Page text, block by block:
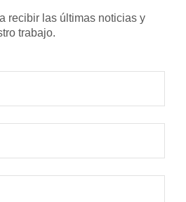
recibir las últimas noticias y
trabajo.